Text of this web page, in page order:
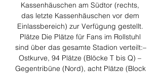
Kassenhäuschen am Südtor (rechts,
das letzte Kassenhäuschen vor dem
Einlassbereich) zur Verfügung gestellt.
Plätze Die Plätze für Fans im Rollstuhl
sind über das gesamte Stadion verteilt:–
Ostkurve, 94 Plätze (Blöcke T bis Q) –
Gegentribüne (Nord), acht Plätze (Block